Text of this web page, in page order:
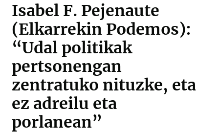
Isabel F. Pejenaute
(Elkarrekin Podemos):
“Udal politikak
pertsonengan
zentratuko nituzke, eta
ez adreilu eta
porlanean”